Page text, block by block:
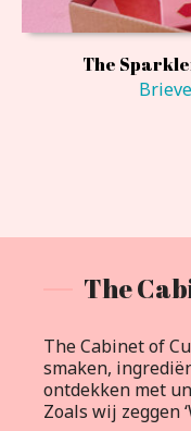
The
The Cabinet of
smaken,
ontdekken met
Zoals wij zeggen